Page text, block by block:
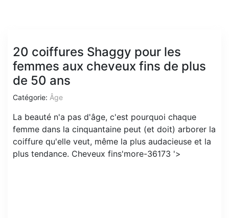
20 coiffures Shaggy pour les
femmes aux cheveux fins de plus
de 50 ans
Catégorie: Âge
La beauté n'a pas d'âge, c'est pourquoi chaque
femme dans la cinquantaine peut (et doit) arborer la
coiffure qu'elle veut, même la plus audacieuse et la
plus tendance. Cheveux fins'more-36173 '>